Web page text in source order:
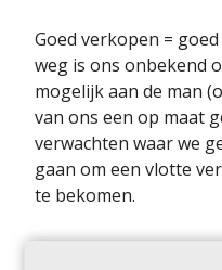
Goed verkopen =
weg is ons onbekend
mogelijk aan de man
van ons een op maat
verwachten waar we
gaan om een vlotte
te bekomen.